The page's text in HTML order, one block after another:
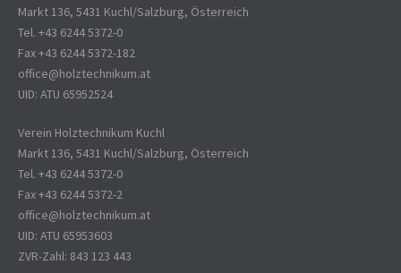
Markt 136, 5431 Kuchl/Salzburg, Österreich
Tel. +43 6244 5372-0
Fax +43 6244 5372-182
office@holztechnikum.at
UID: ATU 65952524
Verein Holztechnikum Kuchl
Markt 136, 5431 Kuchl/Salzburg, Österreich
Tel. +43 6244 5372-0
Fax +43 6244 5372-2
office@holztechnikum.at
UID: ATU 65953603
ZVR-Zahl: 843 123 443